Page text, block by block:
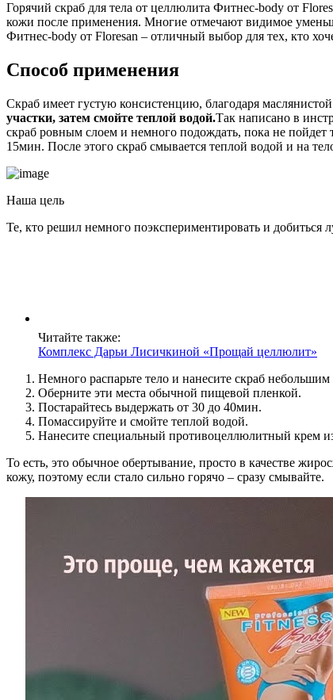
Горячий скраб для тела от целлюлита Фитнес-body от
кожи после применения. Многие отмечают видимое
Фитнес-body от Floresan – отличный выбор для тех, кто
Способ применения
Скраб имеет густую консистенцию, благодаря
участки, затем смойте теплой водой.Так написано в
скраб ровным слоем и немного подождать, пока не
15мин. После этого скраб смывается теплой водой и на
Наша цель
Те, кто решил немного поэкспериментировать и
Читайте также:
Комплекс Дарьи Лисичкиной «Прощай целлюлит»
Немного распарьте тело и нанесите скраб
Оберните эти места обычной пищевой пленкой.
Постарайтесь выдержать от 30 до 40мин.
Помассируйте и смойте теплой водой.
Нанесите специальный противоцеллюлитный крем
То есть, это обычное обертывание, просто в качестве
кожу, поэтому если стало сильно горячо – сразу смывайте.